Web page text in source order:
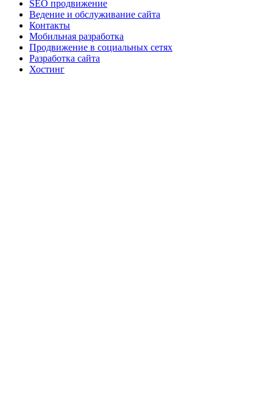
SEO продвижение
Ведение и обслуживание сайта
Контакты
Мобильная разработка
Продвижение в социальных сетях
Разработка сайта
Хостинг